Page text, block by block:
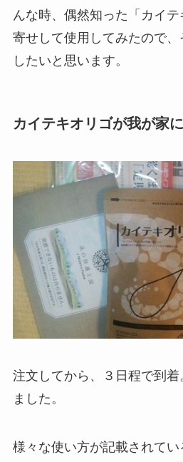
んな時、偶然知った「カイ
寄せして使用してみたので、
したいと思います。
カイテキオリゴが我が家
注文してから、３日程で到
ました。
様々な使い方が記載されて